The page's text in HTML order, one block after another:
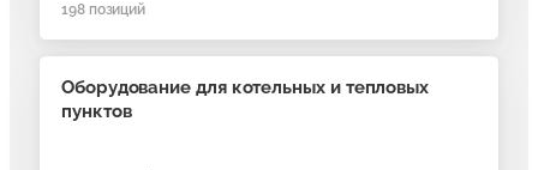
198позиций
Оборудование для котельных и тепловых
пунктов